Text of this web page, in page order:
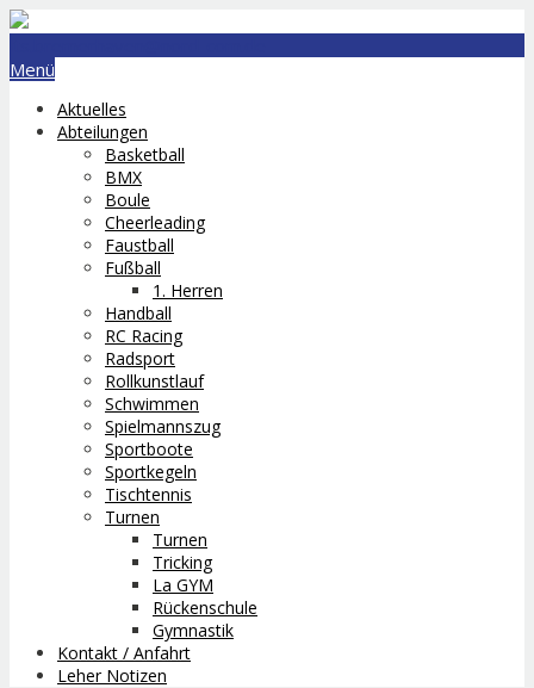
Menü
Aktuelles
Abteilungen
Basketball
BMX
Boule
Cheerleading
Faustball
Fußball
1. Herren
Handball
RC Racing
Radsport
Rollkunstlauf
Schwimmen
Spielmannszug
Sportboote
Sportkegeln
Tischtennis
Turnen
Turnen
Tricking
La GYM
Rückenschule
Gymnastik
Kontakt / Anfahrt
Leher Notizen